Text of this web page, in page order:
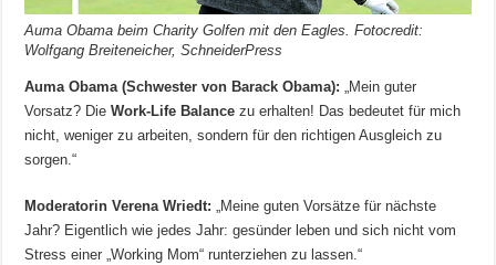
Auma Obama beim Charity Golfen mit den Eagles. Fotocredit:
Wolfgang Breiteneicher, SchneiderPress
Auma Obama (Schwester von Barack Obama): „Mein guter
Vorsatz? DieWork-Life Balance zu erhalten! Das bedeutet für mich
nicht, weniger zu arbeiten, sondern für den richtigen Ausgleich zu
sorgen.“
Moderatorin Verena Wriedt: „Meine guten Vorsätze für nächste
Jahr? Eigentlich wie jedes Jahr: gesünder leben und sich nicht vom
Stress einer „Working Mom“ runterziehen zu lassen.“